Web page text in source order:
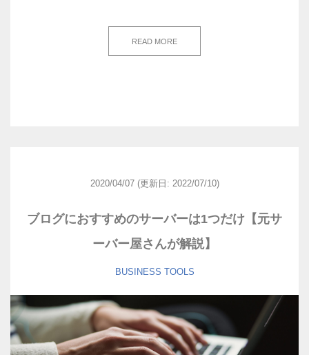
READ MORE
2020/04/07 (更新日: 2022/07/10)
ブログにおすすめのサーバーは1つだけ【元サ
ーバー屋さんが解説】
BUSINESS TOOLS